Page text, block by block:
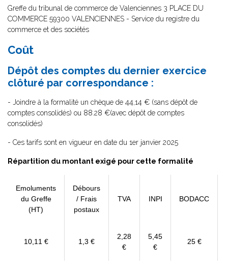
Greffe du tribunal de commerce de Valenciennes 3 PLACE DU
COMMERCE 59300 VALENCIENNES - Service du registre du
commerce et des sociétés
Coût
Dépôt des comptes du dernier exercice
clôturé par correspondance :
- Joindre à la formalité un chèque de 44,14 € (sans dépôt de
comptes consolidés) ou 88.28 €(avec dépôt de comptes
consolidés)
- Ces tarifs sont en vigueur en date du 1er janvier 2025
Répartition du montant exigé pour cette formalité
Emoluments
du Greffe
(HT)
Débours
/ Frais
postaux
TVA INPI BODACC
10,11 € 1,3 €
2,28
€
5,45
€
25 €